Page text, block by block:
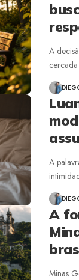
A
A
A
Minas